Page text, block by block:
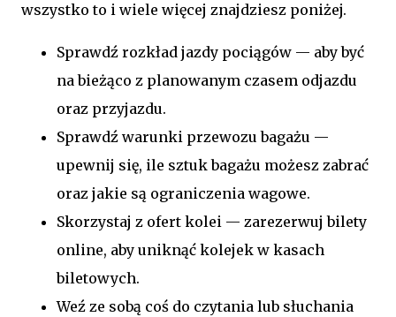
wszystko to i wiele więcej znajdziesz poniżej.
Sprawdź rozkład jazdy pociągów — aby być
na bieżąco z planowanym czasem odjazdu
oraz przyjazdu.
Sprawdź warunki przewozu bagażu —
upewnij się, ile sztuk bagażu możesz zabrać
oraz jakie są ograniczenia wagowe.
Skorzystaj z ofert kolei — zarezerwuj bilety
online, aby uniknąć kolejek w kasach
biletowych.
Weź ze sobą coś do czytania lub słuchania